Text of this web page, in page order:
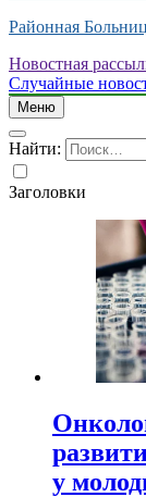
Районная
Новостная
Случайные
Меню
Найти:
Заголовки
у